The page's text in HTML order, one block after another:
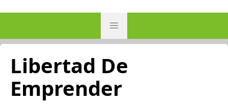
Libertad De
Emprender